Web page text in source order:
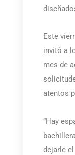
Este
invitó a
mes de
atentos
“Hay
dejarle